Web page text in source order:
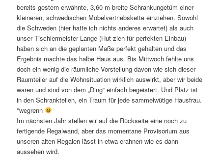
bereits gestern erwähnte, 3,60 m breite Schrankungetüm einer
kleineren, schwedischen Möbelvertriebskette einziehen. Sowohl
die Schweden (hier hatte ich nichts anderes erwartet) als auch
unser Tischlermeister Lange (Hut zieh für perfekten Einbau)
haben sich an die geplanten Maße perfekt gehalten und das
Ergebnis machte das halbe Haus aus. Bis Mittwoch fehlte uns
doch ein wenig die räumliche Vorstellung davon wie sich dieser
Raumteiler auf die Wohnsituation wirklich auswirkt, aber wir beide
waren und sind von dem „Ding“ einfach begeistert. Und Platz ist
in den Schrankteilen, ein Traum für jede sammelwütige Hausfrau.
*wegrenn
Im nächsten Jahr stellen wir auf die Rückseite eine noch zu
fertigende Regalwand, aber das momentane Provisorium aus
unseren alten Regalen lässt in etwa erahnen wie es dann
aussehen wird.